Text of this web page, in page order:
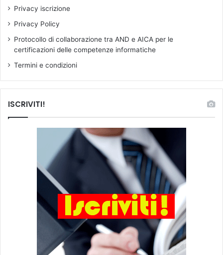
s
t
n
Privacy iscrizione
Privacy Policy
Protocollo di collaborazione tra AND e AICA per le
certificazioni delle competenze informatiche
Termini e condizioni
ISCRIVITI!